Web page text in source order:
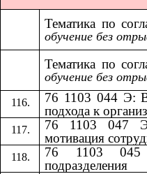
Тематика по
обучение без
Тематика по
обучение без
76 1103 044 Э:
подхода к
76 1103 047 Э:
мотивация
76 1103 045
подразделения